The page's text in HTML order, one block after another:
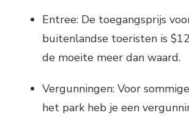
Entree: De toegangsprijs
buitenlandse toeristen is
de moeite meer dan waard.
Vergunningen: Voor
het park heb je een